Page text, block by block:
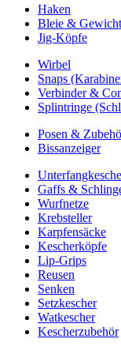
Haken
Bleie &
Jig-Köpfe
Wirbel
Snaps
Verbinder &
Splintringe
Posen &
Bissanzeiger
Gaffs &
Wurfnetze
Krebsteller
Karpfensäcke
Kescherköpfe
Lip-Grips
Reusen
Senken
Setzkescher
Watkescher
Kescherzubehör